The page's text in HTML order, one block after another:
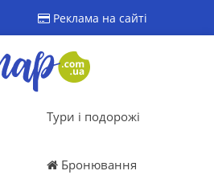
Реклама на сайті
Тури і подорожі
Бронювання